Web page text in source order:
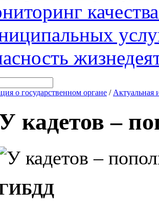
о государственном органе / Актуальная
кадетов –